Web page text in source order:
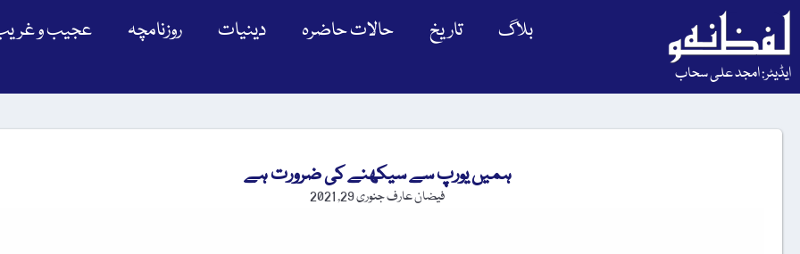
ایڈیٹر: امجد علی سحاب
بلاگ تاریخ حالات حاضرہ دینیات روزنامچہ عجیب و
ہمیں یورپ سے سیکھنے کی ضرورت ہے
فیضان عارفجنوری 29, 2021